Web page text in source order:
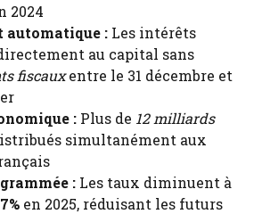
2024
automatique : Les intérêts
au capital sans
fiscauxentre le 31 décembre et
: Plus de 12 milliards
simultanément aux
: Les taux diminuent à
en 2025, réduisant les futurs